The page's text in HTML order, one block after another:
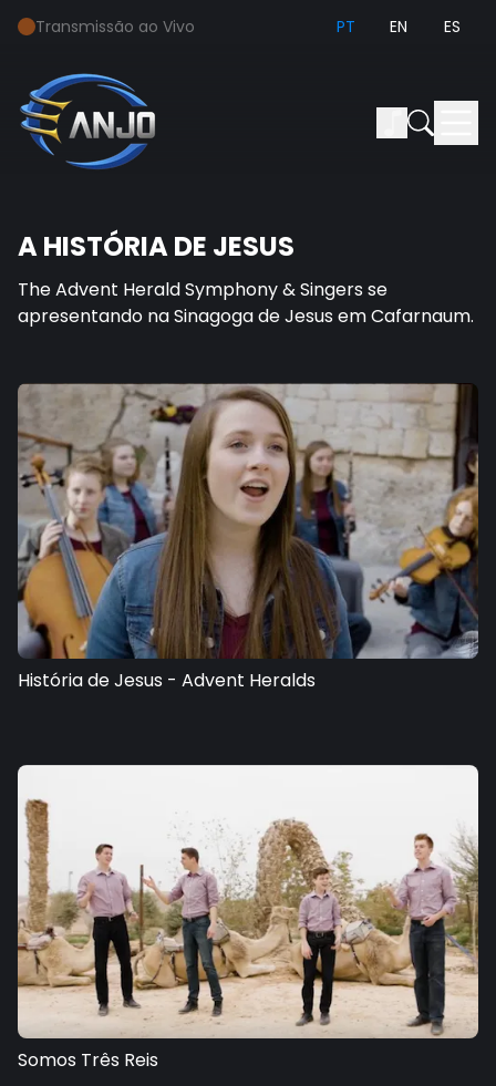
Transmissão ao Vivo PT EN ES
A HISTÓRIA DE JESUS
The Advent Herald Symphony & Singers se
apresentando na Sinagoga de Jesus em Cafarnaum.
História de Jesus - Advent Heralds
Somos Três Reis